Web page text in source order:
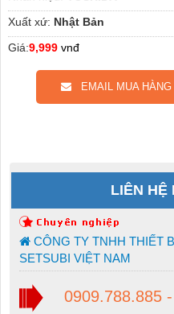
Xuất xứ: Nhật Bản
Giá:9,999 vnđ
EMAIL MUA HÀNG
LIÊN HỆ
CÔNG TY TNHH THIẾT
SETSUBI VIỆT NAM
0909.788.885